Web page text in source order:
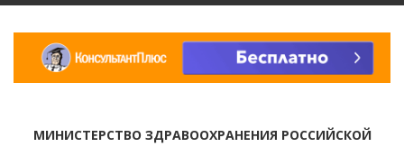
МИНИСТЕРСТВО ЗДРАВООХРАНЕНИЯ РОССИЙСКОЙ